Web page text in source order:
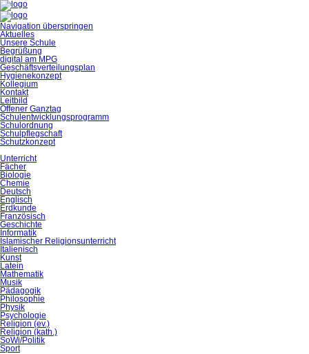
Navigation überspringen
Aktuelles
Unsere Schule
Begrüßung
digital am MPG
Geschäftsverteilungsplan
Hygienekonzept
Kollegium
Kontakt
Leitbild
Offener Ganztag
Schulentwicklungsprogramm
Schulordnung
Schulpflegschaft
Schutzkonzept
Unterricht
Fächer
Biologie
Chemie
Deutsch
Englisch
Erdkunde
Französisch
Geschichte
Informatik
Islamischer Religionsunterricht
Italienisch
Kunst
Latein
Mathematik
Musik
Pädagogik
Philosophie
Physik
Psychologie
Religion (ev.)
Religion (kath.)
SoWi/Politik
Sport